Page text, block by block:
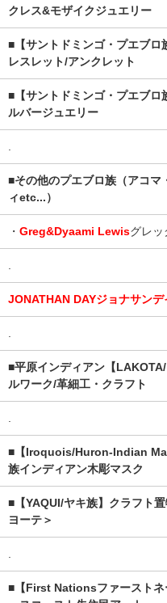
クレス&モザイクジュエリー
■【サントドミンゴ・プエブ
レスレット/アンクレット
■【サントドミンゴ・プエブロ
ルバージュエリー
.
■その他のプエブロ族（アコマ
ィetc...）
・ Greg&Dyaami Lewisグレッ
.
JONATHAN DAYジョナサンデ
.
■平原インディアン【
ルワーク/革細工・クラフト
.
■【Iroquois/Huron-Indian
族インディアン木彫マスク
■【YAQUI/ヤキ族】クラフト
ヨーテ＞
.
■【First Nationsファースト